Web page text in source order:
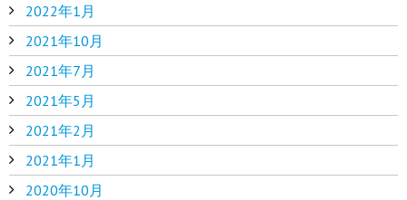
2022年1月
2021年10月
2021年7月
2021年5月
2021年2月
2021年1月
2020年10月